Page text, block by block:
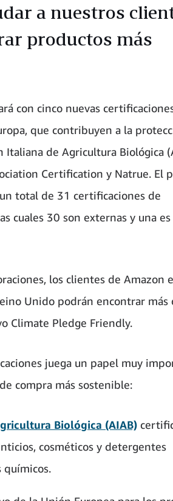
a nuestros
productos más
con cinco nuevas
que contribuyen a la
de Agricultura Biológica
Certification y Natrue. El
total de 31 certificaciones de
cuales 30 son externas y una
los clientes de Amazon
Unido podrán encontrar más
Climate Pledge Friendly.
juega un papel muy
compra más sostenible:
Biológica (AIAB)
cosméticos y detergentes
químicos.